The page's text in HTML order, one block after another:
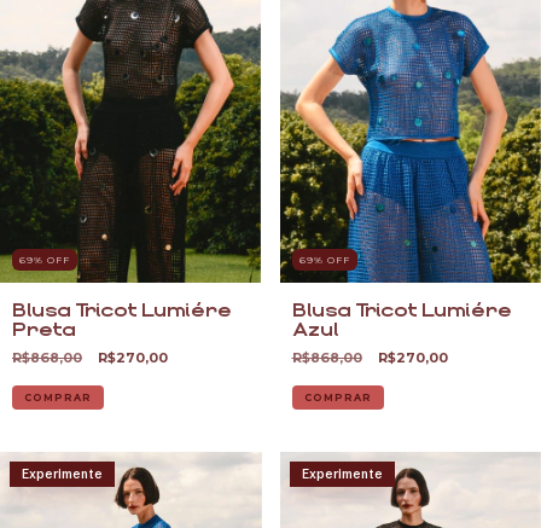
69% OFF
Blusa Tricot Lumiére
Preta
R$868,00 R$270,00
COMPRAR
69% OFF
Blusa Tricot Lumiére
Azul
R$868,00 R$270,00
COMPRAR
Experimente Experimente